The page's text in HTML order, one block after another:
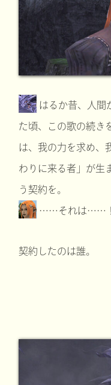
はるか昔、人間
た頃、この歌の続き
は、我の力を求め、
わりに来る者」が生
う契約を。
……それは……
契約したのは誰。